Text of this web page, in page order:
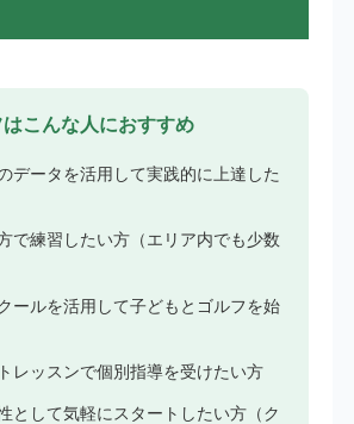
こんな人におすすめ
データを活用して実践的に上達した
で練習したい方（エリア内でも少数
ールを活用して子どもとゴルフを始
レッスンで個別指導を受けたい方
として気軽にスタートしたい方（ク